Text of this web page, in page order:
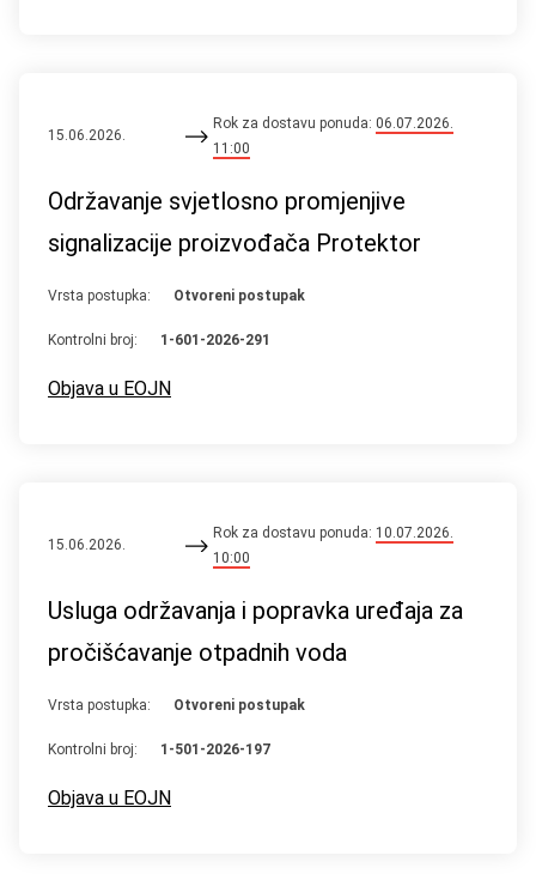
15.06.2026.
Rok za dostavu ponuda:06.07.2026.
11:00
Održavanje svjetlosno promjenjive
signalizacije proizvođača Protektor
Vrsta postupka: Otvoreni postupak
Kontrolni broj: 1-601-2026-291
Objava u EOJN
15.06.2026.
Rok za dostavu ponuda: 10.07.2026.
10:00
Usluga održavanja i popravka uređaja za
pročišćavanje otpadnih voda
Vrsta postupka: Otvoreni postupak
Kontrolni broj: 1-501-2026-197
Objava u EOJN